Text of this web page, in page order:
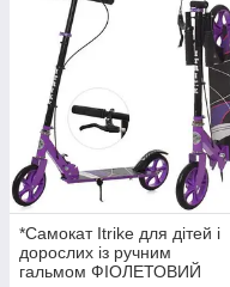
*Самокат Itrike для дітей і
дорослих із ручним
гальмом ФІОЛЕТОВИЙ